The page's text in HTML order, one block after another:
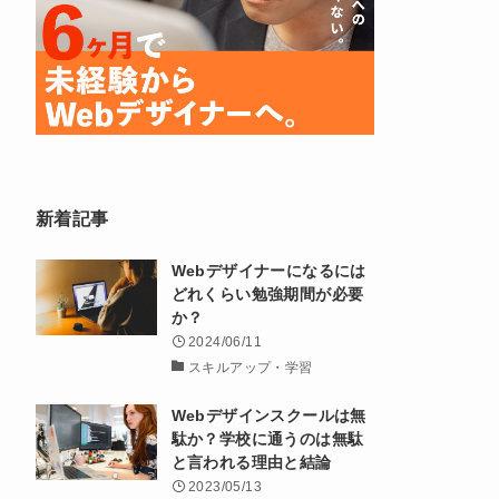
新着記事
Webデザイナーになるには
どれくらい勉強期間が必要
か？
2024/06/11
スキルアップ・学習
Webデザインスクールは無
駄か？学校に通うのは無駄
と言われる理由と結論
2023/05/13